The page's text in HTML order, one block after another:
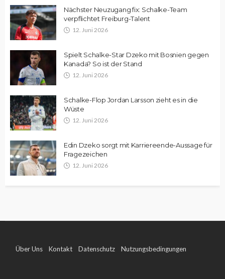
Nächster Neuzugang fix: Schalke-Team
verpflichtet Freiburg-Talent
12. Juni 2026
Spielt Schalke-Star Dzeko mit Bosnien gegen
Kanada? So ist der Stand
12. Juni 2026
Schalke-Flop Jordan Larsson zieht es in die
Wüste
12. Juni 2026
Edin Dzeko sorgt mit Karriereende-Aussage für
Fragezeichen
12. Juni 2026
Über Uns Kontakt Datenschutz Nutzungsbedingungen